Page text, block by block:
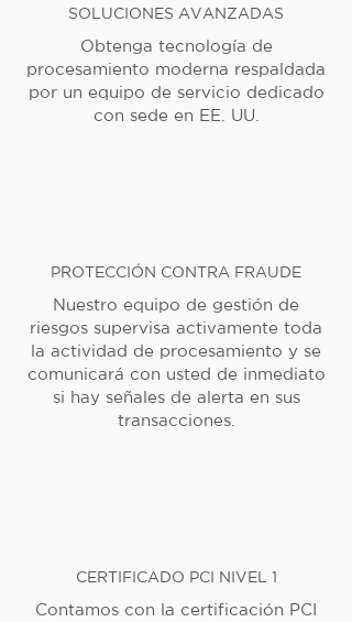
SOLUCIONES AVANZADAS
Obtenga tecnología de
procesamiento moderna respaldada
por un equipo de servicio dedicado
con sede en EE. UU.
PROTECCIÓN CONTRA FRAUDE
Nuestro equipo de gestión de
riesgos supervisa activamente toda
la actividad de procesamiento y se
comunicará con usted de inmediato
si hay señales de alerta en sus
transacciones.
CERTIFICADO PCI NIVEL 1
Contamos con la certificación PCI